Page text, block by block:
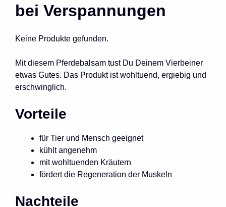
bei Verspannungen
Keine Produkte gefunden.
Mit diesem Pferdebalsam tust Du Deinem Vierbeiner
etwas Gutes. Das Produkt ist wohltuend, ergiebig und
erschwinglich.
Vorteile
für Tier und Mensch geeignet
kühlt angenehm
mit wohltuenden Kräutern
fördert die Regeneration der Muskeln
Nachteile